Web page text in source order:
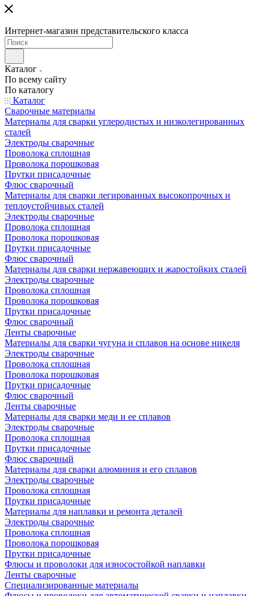
Интернет-магазин представительского класса
Каталог
По всему сайту
По каталогу
Каталог
Сварочные материалы
Материалы для сварки углеродистых и низколегированных
сталей
Электроды сварочные
Проволока сплошная
Проволока порошковая
Прутки присадочные
Флюс сварочный
Материалы для сварки легированных высокопрочных и
теплоустойчивых сталей
Электроды сварочные
Проволока сплошная
Проволока порошковая
Прутки присадочные
Флюс сварочный
Материалы для сварки нержавеющих и жаростойких сталей
Электроды сварочные
Проволока сплошная
Проволока порошковая
Прутки присадочные
Флюс сварочный
Ленты сварочные
Материалы для сварки чугуна и сплавов на основе никеля
Электроды сварочные
Проволока сплошная
Проволока порошковая
Прутки присадочные
Флюс сварочный
Ленты сварочные
Материалы для сварки меди и ее сплавов
Электроды сварочные
Проволока сплошная
Прутки присадочные
Флюс сварочный
Материалы для сварки алюминия и его сплавов
Электроды сварочные
Проволока сплошная
Прутки присадочные
Материалы для наплавки и ремонта деталей
Электроды сварочные
Проволока сплошная
Проволока порошковая
Прутки присадочные
Флюсы и проволоки для износостойкой наплавки
Ленты сварочные
Специализированные материалы